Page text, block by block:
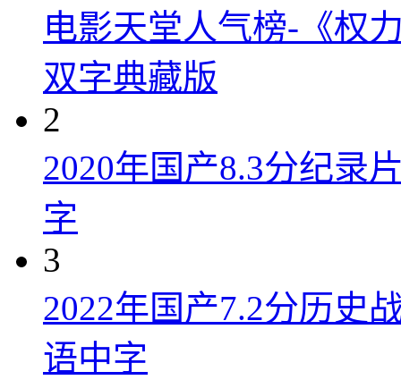
电影天堂人气榜-《权
双字典藏版
2
2020年国产8.3分纪录
字
3
2022年国产7.2分历史
语中字